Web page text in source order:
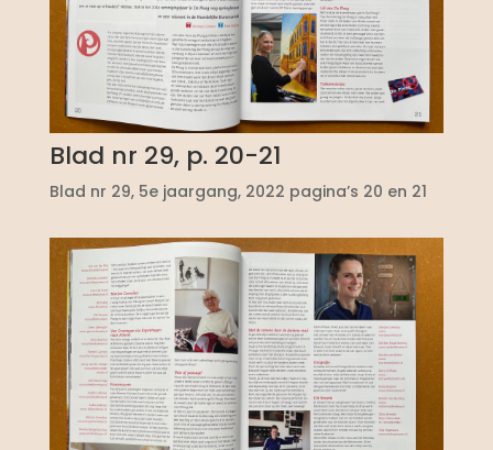
Blad nr 29, p. 20-21
Blad nr 29, 5e jaargang, 2022 pagina’s 20 en 21